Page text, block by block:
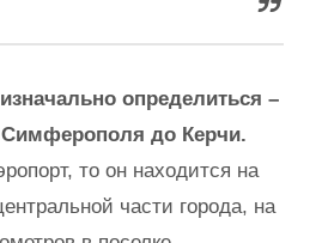
определиться –
Симферополя до Керчи.
то он находится на
части города, на